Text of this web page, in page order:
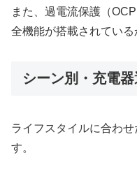
また、過電流保護（
全機能が搭載されている
シーン別・充電
ライフスタイルに合わ
す。